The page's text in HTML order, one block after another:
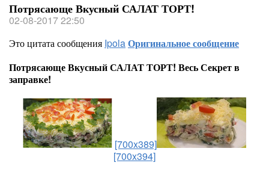
Потрясающе Вкусный САЛАТ ТОРТ!
02-08-2017 22:50
Это цитата сообщения IpolaОригинальное сообщение
Потрясающе Вкусный САЛАТ ТОРТ! Весь Секрет в
заправке!
[700x389]
[700x394]